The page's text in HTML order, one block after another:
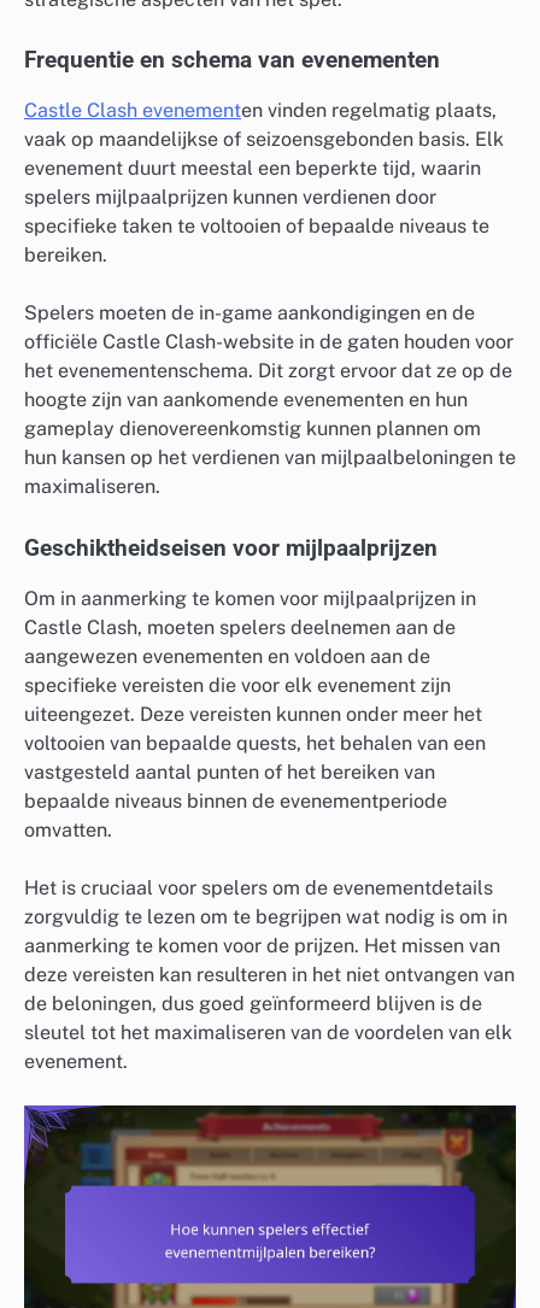
Frequentie en schema van evenementen
Castle Clash evenementen vinden regelmatig plaats,
vaak op maandelijkse of seizoensgebonden basis. Elk
evenement duurt meestal een beperkte tijd, waarin
spelers mijlpaalprijzen kunnen verdienen door
specifieke taken te voltooien of bepaalde niveaus te
bereiken.
Spelers moeten de in-game aankondigingen en de
officiële Castle Clash-website in de gaten houden voor
het evenementenschema. Dit zorgt ervoor dat ze op de
hoogte zijn van aankomende evenementen en hun
gameplay dienovereenkomstig kunnen plannen om
hun kansen op het verdienen van mijlpaalbeloningen te
maximaliseren.
Geschiktheidseisen voor mijlpaalprijzen
Om in aanmerking te komen voor mijlpaalprijzen in
Castle Clash, moeten spelers deelnemen aan de
aangewezen evenementen en voldoen aan de
specifieke vereisten die voor elk evenement zijn
uiteengezet. Deze vereisten kunnen onder meer het
voltooien van bepaalde quests, het behalen van een
vastgesteld aantal punten of het bereiken van
bepaalde niveaus binnen de evenementperiode
omvatten.
Het is cruciaal voor spelers om de evenementdetails
zorgvuldig te lezen om te begrijpen wat nodig is om in
aanmerking te komen voor de prijzen. Het missen van
deze vereisten kan resulteren in het niet ontvangen van
de beloningen, dus goed geïnformeerd blijven is de
sleutel tot het maximaliseren van de voordelen van elk
evenement.